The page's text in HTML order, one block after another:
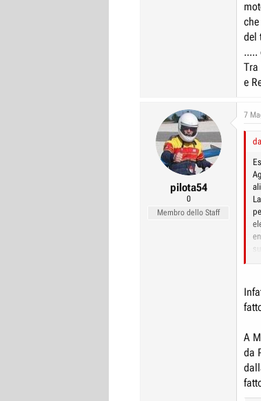
del
.....
Tra
e
pilota54
0
Membro dello Staff
7
A
da